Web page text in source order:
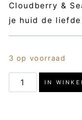
Cloudberry &
je huid de
3 op voorraad
Cloudberry
&
IN